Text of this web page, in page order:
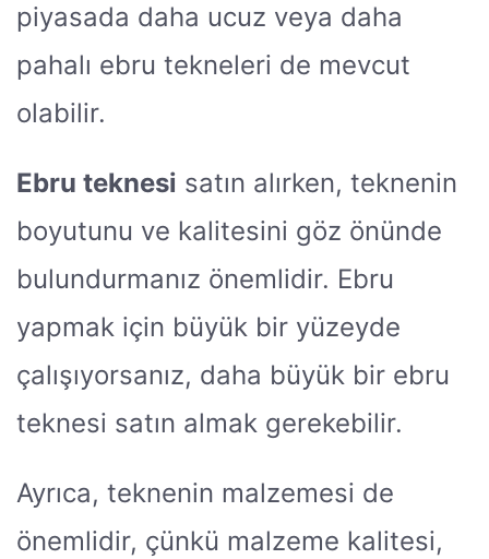
piyasada daha ucuz veya daha
pahalı ebru tekneleri de mevcut
olabilir.
Ebru teknesi satın alırken, teknenin
boyutunu ve kalitesini göz önünde
bulundurmanız önemlidir. Ebru
yapmak için büyük bir yüzeyde
çalışıyorsanız, daha büyük bir ebru
teknesi satın almak gerekebilir.
Ayrıca, teknenin malzemesi de
önemlidir, çünkü malzeme kalitesi,